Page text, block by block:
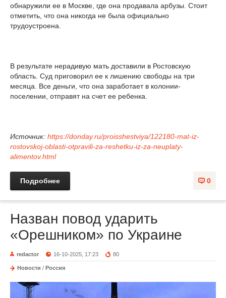
обнаружили ее в Москве, где она продавала арбузы. Стоит
отметить, что она никогда не была официально
трудоустроена.
В результате нерадивую мать доставили в Ростовскую
область. Суд приговорил ее к лишению свободы на три
месяца. Все деньги, что она заработает в колонии-
поселении, отправят на счет ее ребенка.
Источник: https://donday.ru/proisshestviya/122180-mat-iz-
rostovskoj-oblasti-otpravili-za-reshetku-iz-za-neuplaty-
alimentov.html
0
Подробнее
Назван повод ударить
«Орешником» по Украине
redactor 16-10-2025, 17:23 80
Новости / Россия